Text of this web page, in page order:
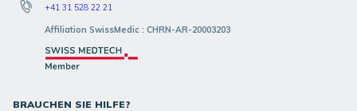
+41 31 528 22 21
Affiliation SwissMedic : CHRN-AR-20003203
BRAUCHEN SIE HILFE?